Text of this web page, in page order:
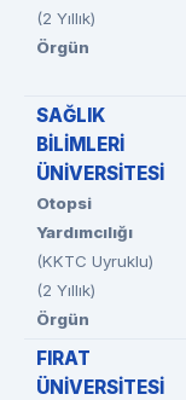
(2 Yıllık)
Örgün
SAĞLIK
BİLİMLERİ
ÜNİVERSİTESİ
Otopsi
Yardımcılığı
(KKTC Uyruklu)
(2 Yıllık)
Örgün
FIRAT
ÜNİVERSİTESİ